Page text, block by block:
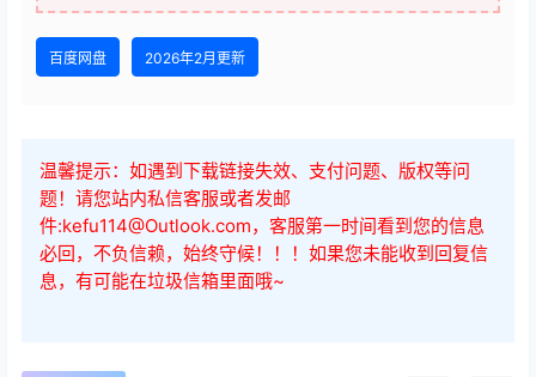
百度网盘 2026年2月更新
温馨提示：如遇到下载链接失效、支付问题、版权等问
题！请您站内私信客服或者发邮
件:kefu114@Outlook.com，客服第一时间看到您的信息
必回，不负信赖，始终守候！！！如果您未能收到回复信
息，有可能在垃圾信箱里面哦~